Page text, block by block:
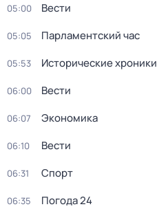
05:00 Вести
05:05 Парламентский час
05:53 Исторические хроники
06:00 Вести
06:07 Экономика
06:10 Вести
06:31 Спорт
06:35 Погода 24